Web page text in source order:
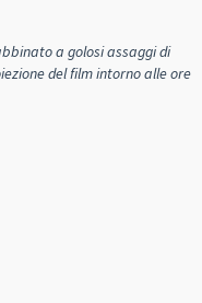
a golosi assaggi di
del film intorno alle ore